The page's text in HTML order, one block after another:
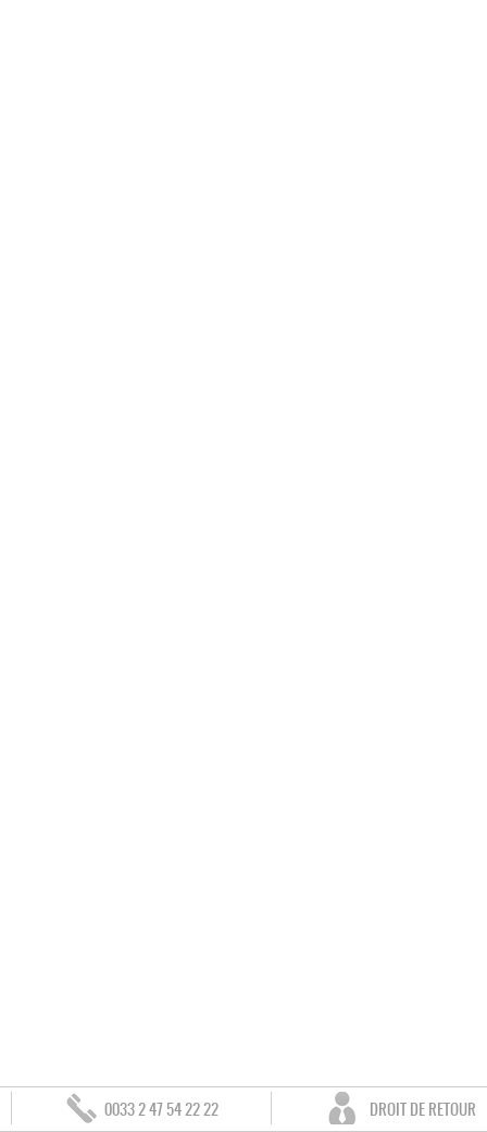
0033 2 47 54 22 22 DROIT DE RETOUR